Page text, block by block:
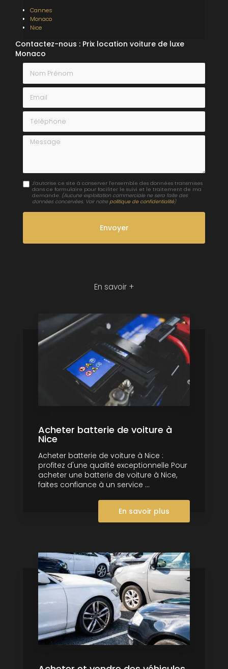
Cannes
Monaco
Nice
Contactez-nous : Prix location voiture de luxe
Monaco
Nom Prénom
Email
Téléphone
Message
J'autorise ce site à conserver l'ensemble des données transmises
dans ce formulaire pour faciliter le suivi et le traitement de ma
demande. (Aucune exploitation commerciale ne sera faite des
données concervées. Voir notre politique de confidentialité)
En savoir +
Acheter batterie de voiture à
Nice
Acheter batterie de voiture à Nice :
profitez d'une qualité exceptionnelle Pour
acheter une batterie de voiture à Nice,
faites confiance à un service ...
En savoir plus